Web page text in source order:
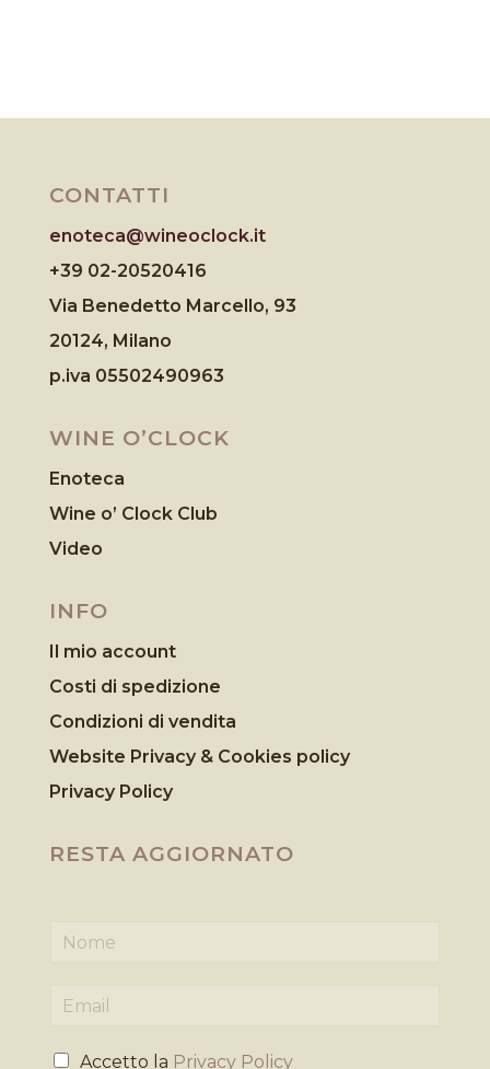
CONTATTI
enoteca@wineoclock.it
+39 02-20520416
Via Benedetto Marcello, 93
20124, Milano
p.iva 05502490963
WINE O’CLOCK
Enoteca
Wine o’ Clock Club
Video
INFO
Il mio account
Costi di spedizione
Condizioni di vendita
Website Privacy & Cookies policy
Privacy Policy
RESTA AGGIORNATO
m
iP Accetto la Privacy Policy